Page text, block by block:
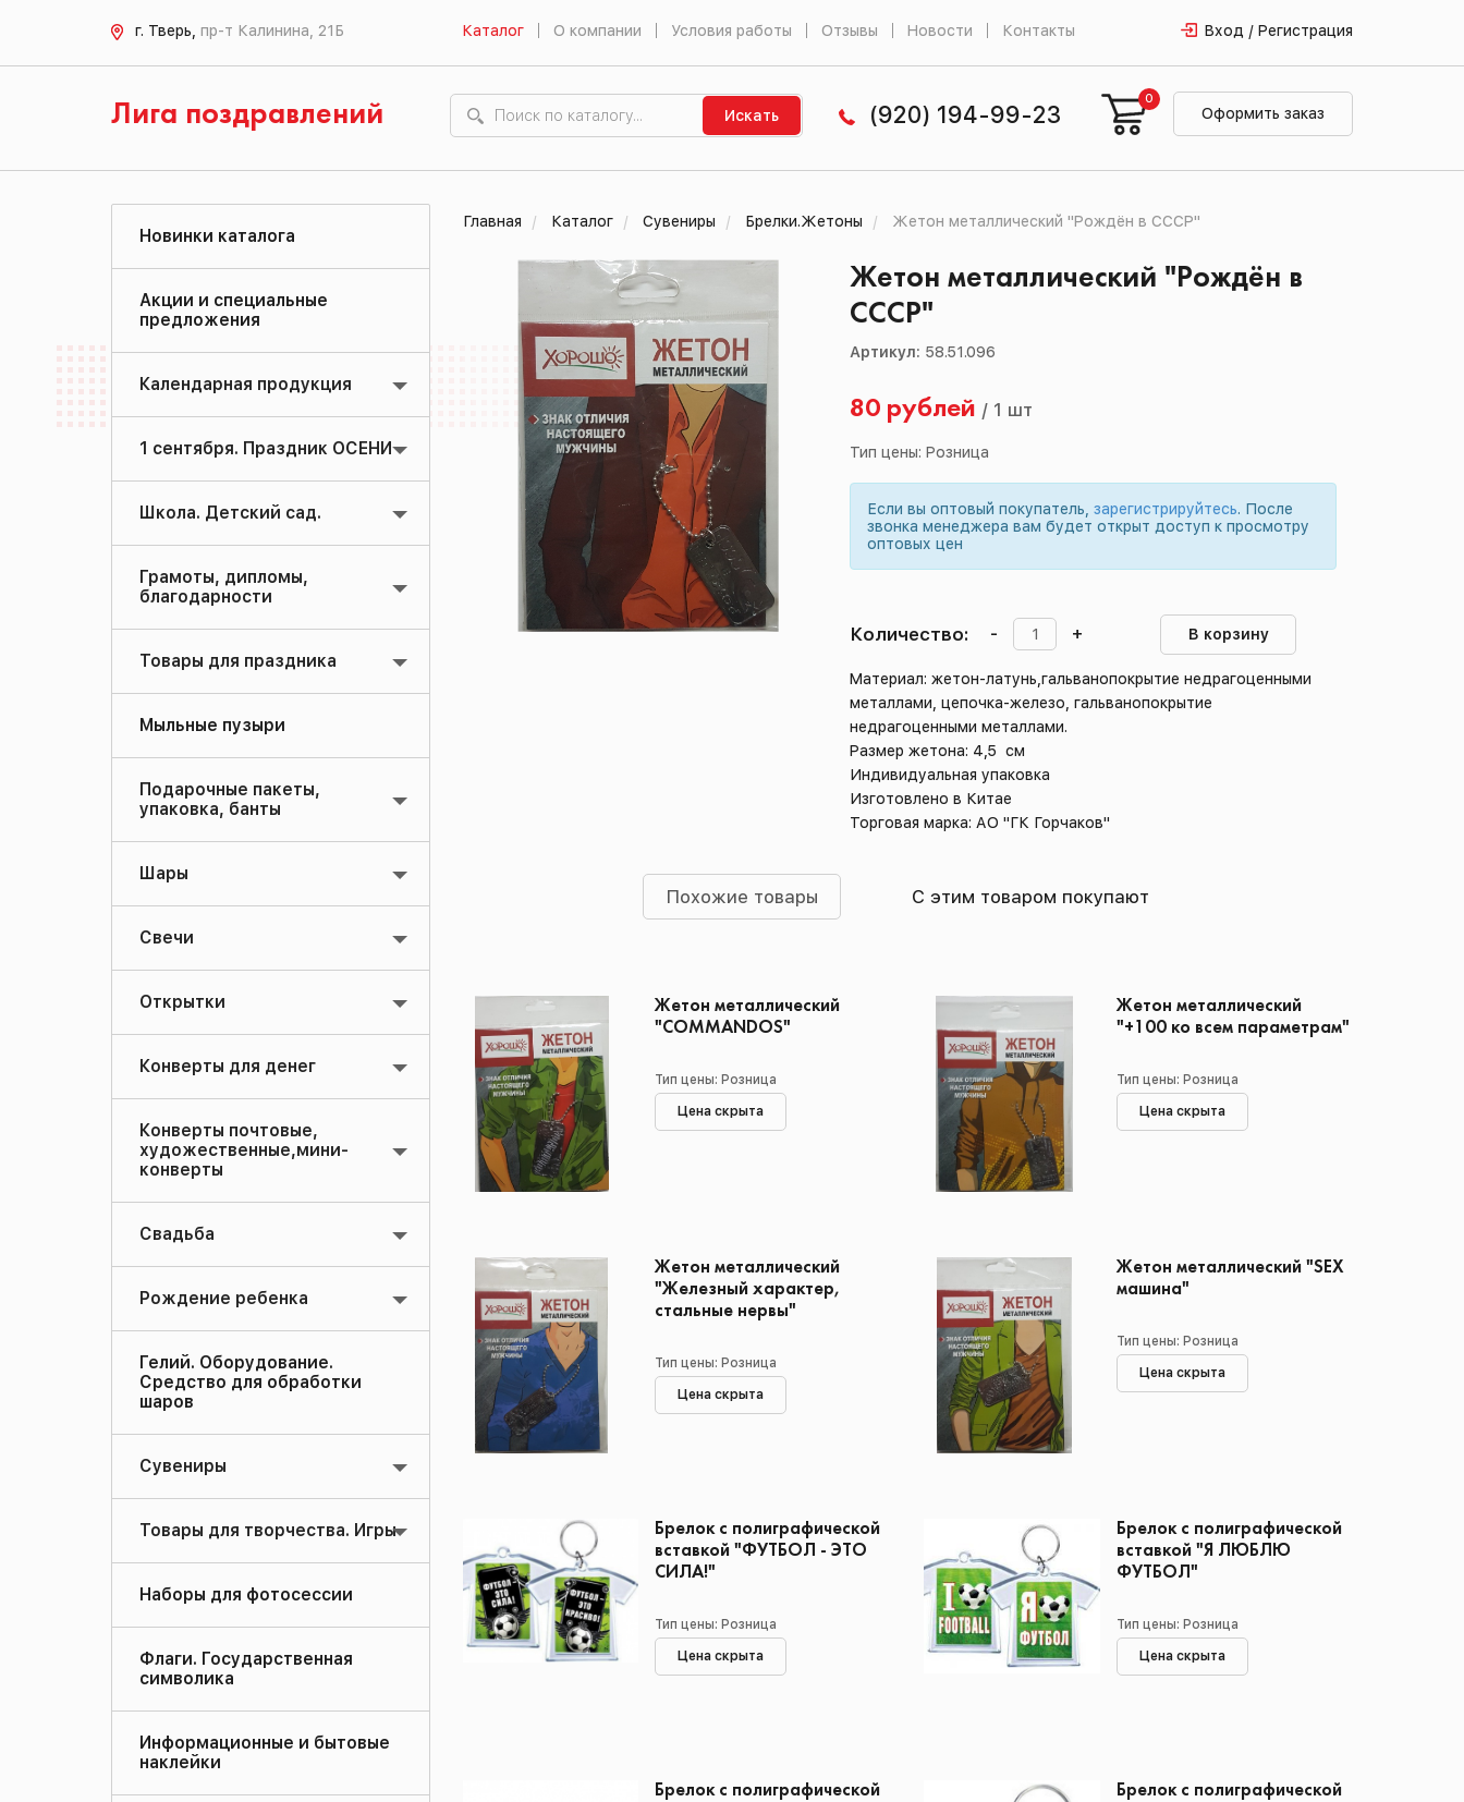
г. Тверь, пр-т Калинина, 21Б Каталог О компании Условия работы Отзывы Новости Контакты Вход / Регистрация
Лига поздравлений Искать (920) 194-99-23 Оформить заказ
0
Новинки каталога
Акции и специальные
предложения
Календарная продукция
1 сентября. Праздник ОСЕНИ
Школа. Детский сад.
Грамоты, дипломы,
благодарности
Товары для праздника
Мыльные пузыри
Подарочные пакеты,
упаковка, банты
Шары
Свечи
Открытки
Конверты для денег
Конверты почтовые,
художественные,мини-
конверты
Свадьба
Рождение ребенка
Гелий. Оборудование.
Средство для обработки
шаров
Сувениры
Товары для творчества. Игры
Наборы для фотосессии
Флаги. Государственная
символика
Информационные и бытовые
наклейки
Главная Каталог Сувениры Брелки.Жетоны Жетон металлический "Рождён в СССР"
Жетон металлический "Рождён в
СССР"
Артикул: 58.51.096
80 рублей / 1 шт
Тип цены: Розница
Если вы оптовый покупатель,зарегистрируйтесь. После
звонка менеджера вам будет открыт доступ к просмотру
оптовых цен
Количество: - + В корзину
Материал: жетон-латунь,гальванопокрытие недрагоценными
металлами, цепочка-железо, гальванопокрытие
недрагоценными металлами.
Размер жетона: 4,5 см
Индивидуальная упаковка
Изготовлено в Китае
Торговая марка: АО "ГК Горчаков"
Похожие товары С этим товаром покупают
Жетон металлический
"COMMANDOS"
Тип цены: Розница
Цена скрыта
Жетон металлический
"+100 ко всем параметрам"
Тип цены: Розница
Цена скрыта
Жетон металлический
"Железный характер,
стальные нервы"
Тип цены: Розница
Цена скрыта
Жетон металлический "SEX
машина"
Тип цены: Розница
Цена скрыта
Брелок с полиграфической
вставкой "ФУТБОЛ - ЭТО
СИЛА!"
Тип цены: Розница
Цена скрыта
Брелок с полиграфической
вставкой "Я ЛЮБЛЮ
ФУТБОЛ"
Тип цены: Розница
Цена скрыта
Брелок с полиграфической
Брелок с полиграфической